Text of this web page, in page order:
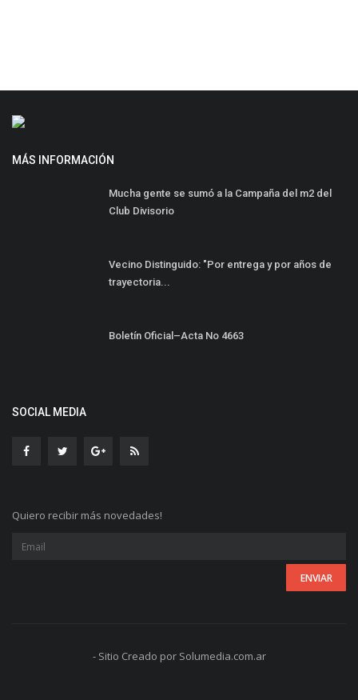
MÁS INFORMACIÓN
Mucha gente se sumó a la Campaña del m2 del
Club Divisorio
Vecino Distinguido: "Por entrega y por años de
trayectoria...
Boletín Oficial–Acta No 4663
SOCIAL MEDIA
Quiero recibir más novedades!
- Sitio Creado por Solumedia.com.ar